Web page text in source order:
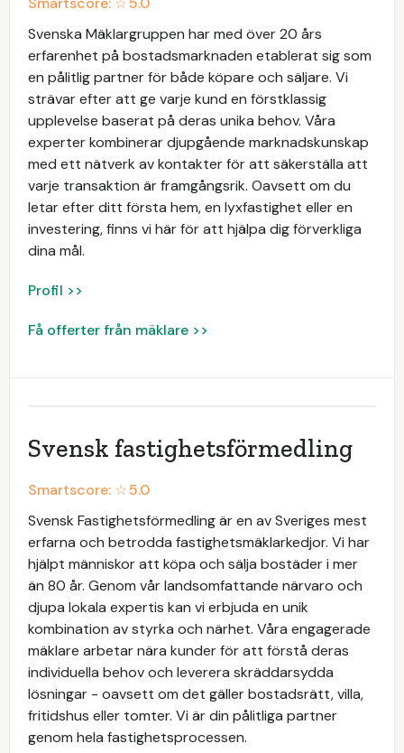
Svenska Mäklargruppen har med över 20 års
erfarenhet på bostadsmarknaden etablerat sig som
en pålitlig partner för både köpare och säljare. Vi
strävar efter att ge varje kund en förstklassig
upplevelse baserat på deras unika behov. Våra
experter kombinerar djupgående marknadskunskap
med ett nätverk av kontakter för att säkerställa att
varje transaktion är framgångsrik. Oavsett om du
letar efter ditt första hem, en lyxfastighet eller en
investering, finns vi här för att hjälpa dig förverkliga
dina mål.
Profil >>
Få offerter från mäklare >>
Svensk fastighetsförmedling
Smartscore: ☆5.0
Svensk Fastighetsförmedling är en av Sveriges mest
erfarna och betrodda fastighetsmäklarkedjor. Vi har
hjälpt människor att köpa och sälja bostäder i mer
än 80 år. Genom vår landsomfattande närvaro och
djupa lokala expertis kan vi erbjuda en unik
kombination av styrka och närhet. Våra engagerade
mäklare arbetar nära kunder för att förstå deras
individuella behov och leverera skräddarsydda
lösningar - oavsett om det gäller bostadsrätt, villa,
fritidshus eller tomter. Vi är din pålitliga partner
genom hela fastighetsprocessen.